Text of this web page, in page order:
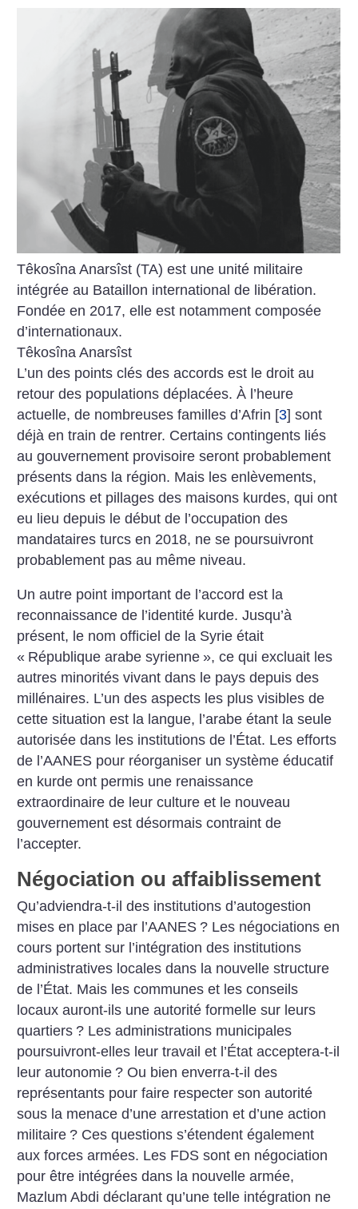
Têkosîna Anarsîst (TA) est une unité militaire
intégrée au Bataillon international de libération.
Fondée en 2017, elle est notamment composée
d’internationaux.
Têkosîna Anarsîst
L’un des points clés des accords est le droit au
retour des populations déplacées. À l’heure
actuelle, de nombreuses familles d’Afrin [3] sont
déjà en train de rentrer. Certains contingents liés
au gouvernement provisoire seront probablement
présents dans la région. Mais les enlèvements,
exécutions et pillages des maisons kurdes, qui ont
eu lieu depuis le début de l’occupation des
mandataires turcs en 2018, ne se poursuivront
probablement pas au même niveau.
Un autre point important de l’accord est la
reconnaissance de l’identité kurde. Jusqu’à
présent, le nom officiel de la Syrie était
« République arabe syrienne », ce qui excluait les
autres minorités vivant dans le pays depuis des
millénaires. L’un des aspects les plus visibles de
cette situation est la langue, l’arabe étant la seule
autorisée dans les institutions de l’État. Les efforts
de l’AANES pour réorganiser un système éducatif
en kurde ont permis une renaissance
extraordinaire de leur culture et le nouveau
gouvernement est désormais contraint de
l’accepter.
Négociation ou affaiblissement
Qu’adviendra-t-il des institutions d’autogestion
mises en place par l’AANES ? Les négociations en
cours portent sur l’intégration des institutions
administratives locales dans la nouvelle structure
de l’État. Mais les communes et les conseils
locaux auront-ils une autorité formelle sur leurs
quartiers ? Les administrations municipales
poursuivront-elles leur travail et l’État acceptera-t-il
leur autonomie ? Ou bien enverra-t-il des
représentants pour faire respecter son autorité
sous la menace d’une arrestation et d’une action
militaire ? Ces questions s’étendent également
aux forces armées. Les FDS sont en négociation
pour être intégrées dans la nouvelle armée,
Mazlum Abdi déclarant qu’une telle intégration ne